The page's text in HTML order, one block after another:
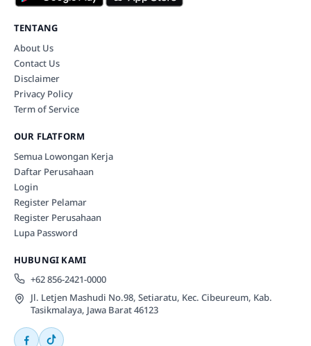
TENTANG
About Us
Contact Us
Disclaimer
Privacy Policy
Term of Service
OUR FLATFORM
Semua Lowongan Kerja
Daftar Perusahaan
Login
Register Pelamar
Register Perusahaan
Lupa Password
HUBUNGI KAMI
+62 856-2421-0000
Jl. Letjen Mashudi No.98, Setiaratu, Kec. Cibeureum, Kab.
Tasikmalaya, Jawa Barat 46123